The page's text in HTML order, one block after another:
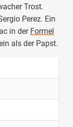
Trost.
Perez. Ein
in der Formel
als der Papst.